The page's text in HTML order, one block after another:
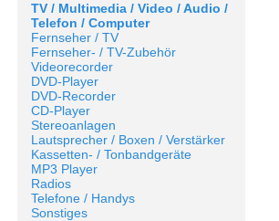
TV / Multimedia / Video / Audio /
Telefon / Computer
Fernseher / TV
Fernseher- / TV-Zubehör
Videorecorder
DVD-Player
DVD-Recorder
CD-Player
Stereoanlagen
Lautsprecher / Boxen / Verstärker
Kassetten- / Tonbandgeräte
MP3 Player
Radios
Telefone / Handys
Sonstiges